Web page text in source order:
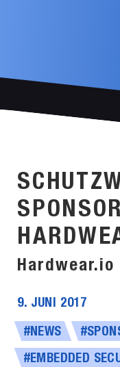
Hardwear.io
9. JUNI 2017
#NEWS
#EMBEDDED